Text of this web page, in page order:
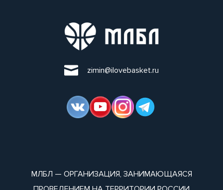
zimin@ilovebasket.ru
МЛБЛ — ОРГАНИЗАЦИЯ, ЗАНИМАЮЩАЯСЯ